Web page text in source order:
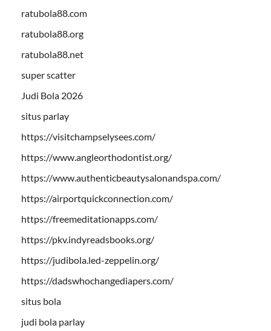
ratubola88.com
ratubola88.org
ratubola88.net
super scatter
Judi Bola 2026
situs parlay
https://visitchampselysees.com/
https://www.angleorthodontist.org/
https://www.authenticbeautysalonandspa.com/
https://airportquickconnection.com/
https://freemeditationapps.com/
https://pkv.indyreadsbooks.org/
https://judibola.led-zeppelin.org/
https://dadswhochangediapers.com/
situs bola
judi bola parlay